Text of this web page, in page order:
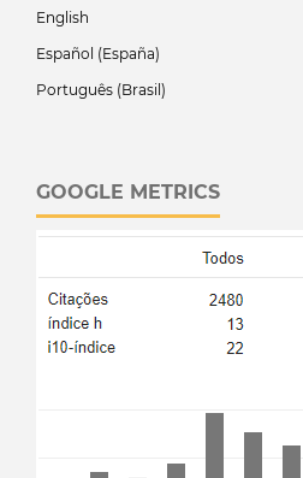
English
Español (España)
Português (Brasil)
GOOGLE METRICS